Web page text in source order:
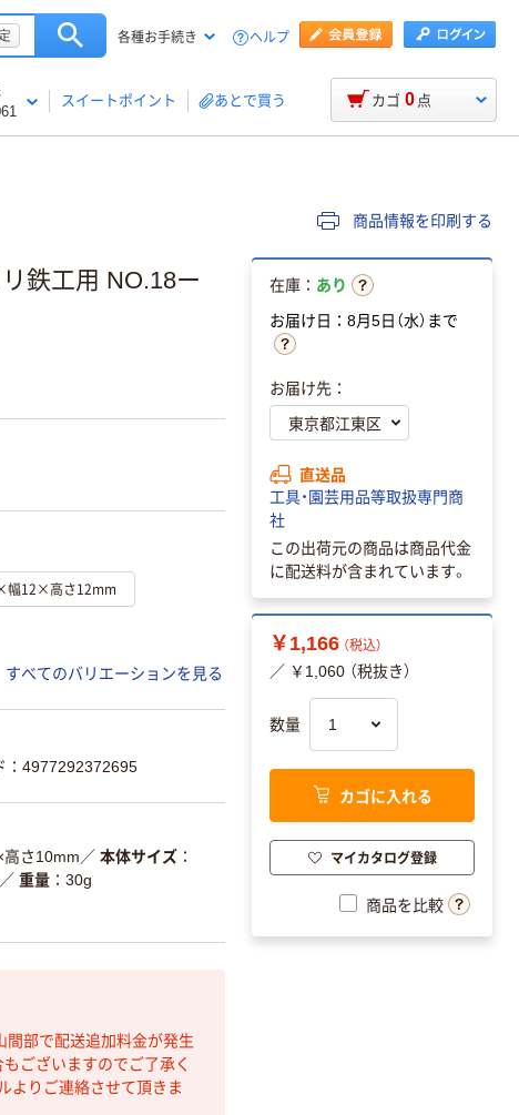
各種お手続き ヘルプ
スイートポイント あとで買う カゴ 0 点
商品情報を印刷する
鉄工用 NO.18ー
幅12×高さ12mm
すべてのバリエーションを見る
：4977292372695
さ10mm ／ 本体サイズ
／ 重量
30g
間部で配送追加料金が発生
ございますのでご了承く
よりご連絡させて頂きま
在庫： あり
お届け日：8月5日（水）まで
お届け先：
直送品
工具・園芸用品等取扱専門商
社
この出荷元の商品は商品代金
に配送料が含まれています。
￥1,166 （税込）
／ ￥1,060 （税抜き）
数量
カゴに入れる
マイカタログ登録
商品を比較